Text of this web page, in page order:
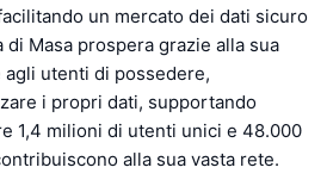
un mercato dei dati sicuro
Masa prospera grazie alla sua
utenti di possedere,
i propri dati, supportando
1,4 milioni di utenti unici e 48.000
alla sua vasta rete.